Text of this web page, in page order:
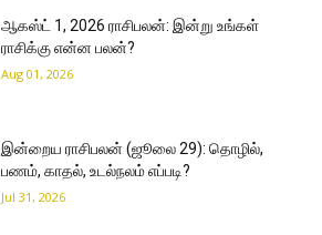
ஆகஸ்ட் 1, 2026 ராசிபலன்: இன்று உங்கள்
ராசிக்கு என்ன பலன்?
Aug 01, 2026
இன்றைய ராசிபலன் (ஜூலை 29): தொழில்,
பணம், காதல், உடல்நலம் எப்படி?
Jul 31, 2026